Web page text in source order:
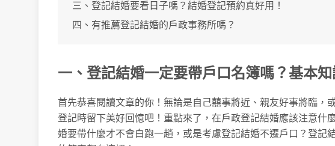
三、登記結婚要看日子嗎？結婚登記預約真好用！
四、有推薦登記結婚的戶政事務所嗎？
一、登記結婚一定要帶戶口名簿嗎？基本知
首先恭喜閱讀文章的你！無論是自己囍事將近、親友好事將臨，
登記時留下美好回憶吧！重點來了，在戶政登記結婚應該注意什
婚要帶什麼才不會白跑一趟，或是考慮登記結婚不遷戶口？登記